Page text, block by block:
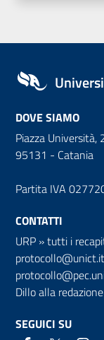
DOVE SIAMO
Piazza Università,
95131 - Catania
Partita IVA
CONTATTI
URP »tutti i
protocollo@unict.it
Dillo alla redazione
SEGUICI SU